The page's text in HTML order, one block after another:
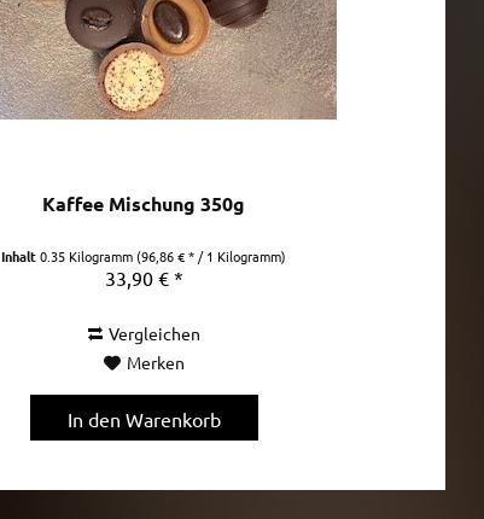
Kaffee Mischung 350g
Inhalt0.35 Kilogramm(96,86 € * / 1 Kilogramm)
33,90 € *
Vergleichen
Merken
In den Warenkorb